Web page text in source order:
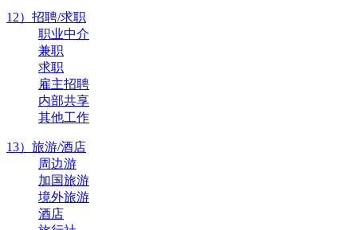
12）招聘/求职
职业中介
兼职
求职
雇主招聘
内部共享
其他工作
13）旅游/酒店
周边游
加国旅游
境外旅游
酒店